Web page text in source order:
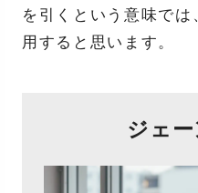
を引くという意味で
用すると思います。
ジェ